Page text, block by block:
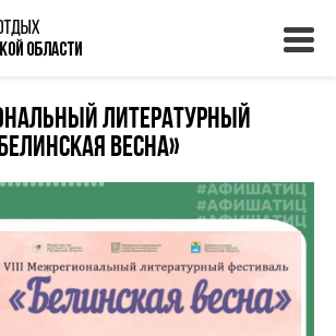
литературный
весна»